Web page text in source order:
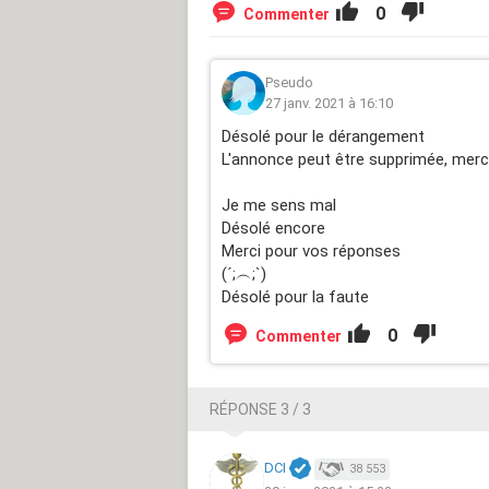
Commenter 0
Pseudo
27 janv. 2021 à 16:10
Désolé pour le dérangement
L'annonce peut être supprimée,
Je me sens mal
Désolé encore
Merci pour vos réponses
(´;︵;`)
Désolé pour la faute
Commenter 0
RÉPONSE 3 / 3
DCI 38 553